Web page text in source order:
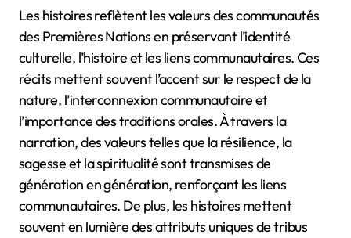
Les histoires reflètent les valeurs des communautés
des Premières Nations en préservant l’identité
culturelle, l’histoire et les liens communautaires. Ces
récits mettent souvent l’accent sur le respect de la
nature, l’interconnexion communautaire et
l’importance des traditions orales. À travers la
narration, des valeurs telles que la résilience, la
sagesse et la spiritualité sont transmises de
génération en génération, renforçant les liens
communautaires. De plus, les histoires mettent
souvent en lumière des attributs uniques de tribus